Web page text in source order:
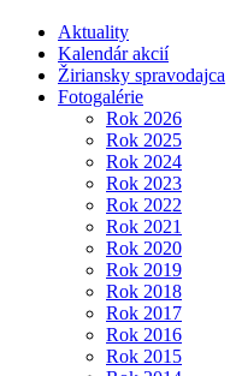
Aktuality
Kalendár akcií
Žiriansky spravodajca
Fotogalérie
Rok 2026
Rok 2025
Rok 2024
Rok 2023
Rok 2022
Rok 2021
Rok 2020
Rok 2019
Rok 2018
Rok 2017
Rok 2016
Rok 2015